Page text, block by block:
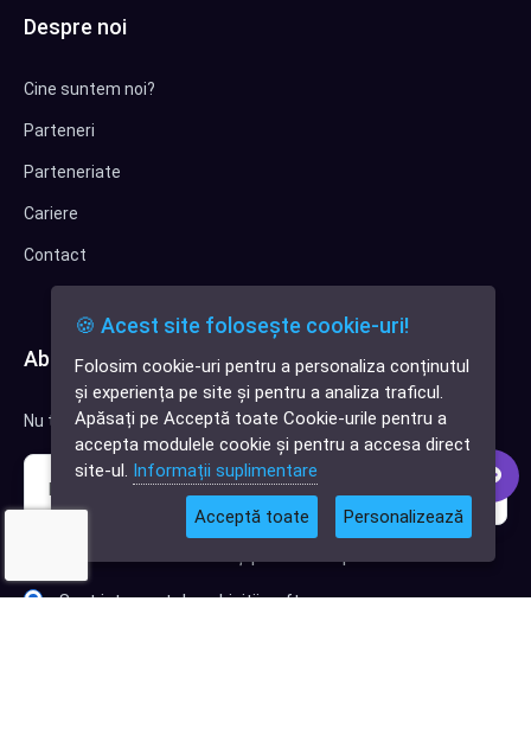
✕
Cauți o aplicație
software?
Despre noi
Cine suntem noi?
Parteneri
Parteneriate
Cariere
Contact
Abonează-te la newsletter
Nu trimitem spam, deci nu îți face griji.
Sunt interesat de achiziții software
🍪 Acest site folosește cookie-uri!
Folosim cookie-uri pentru a personaliza conținutul
și experiența pe site și pentru a analiza traficul.
Apăsați pe Acceptă toate Cookie-urile pentru a
accepta modulele cookie și pentru a accesa direct
site-ul. Informații suplimentare
Acceptă toate Personalizează